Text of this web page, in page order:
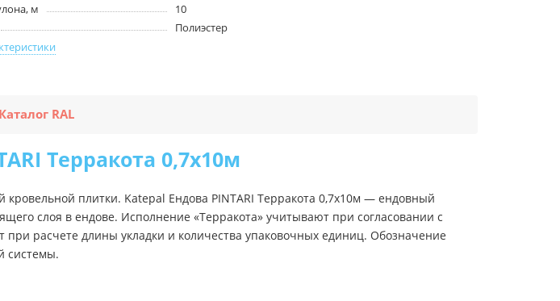
м
10
Полиэстер
Каталог RAL
Терракота 0,7х10м
плитки. Katepal Ендова PINTARI Терракота 0,7х10м — ендовный
слоя в ендове. Исполнение «Терракота» учитывают при согласовании с
расчете длины укладки и количества упаковочных единиц. Обозначение
системы.